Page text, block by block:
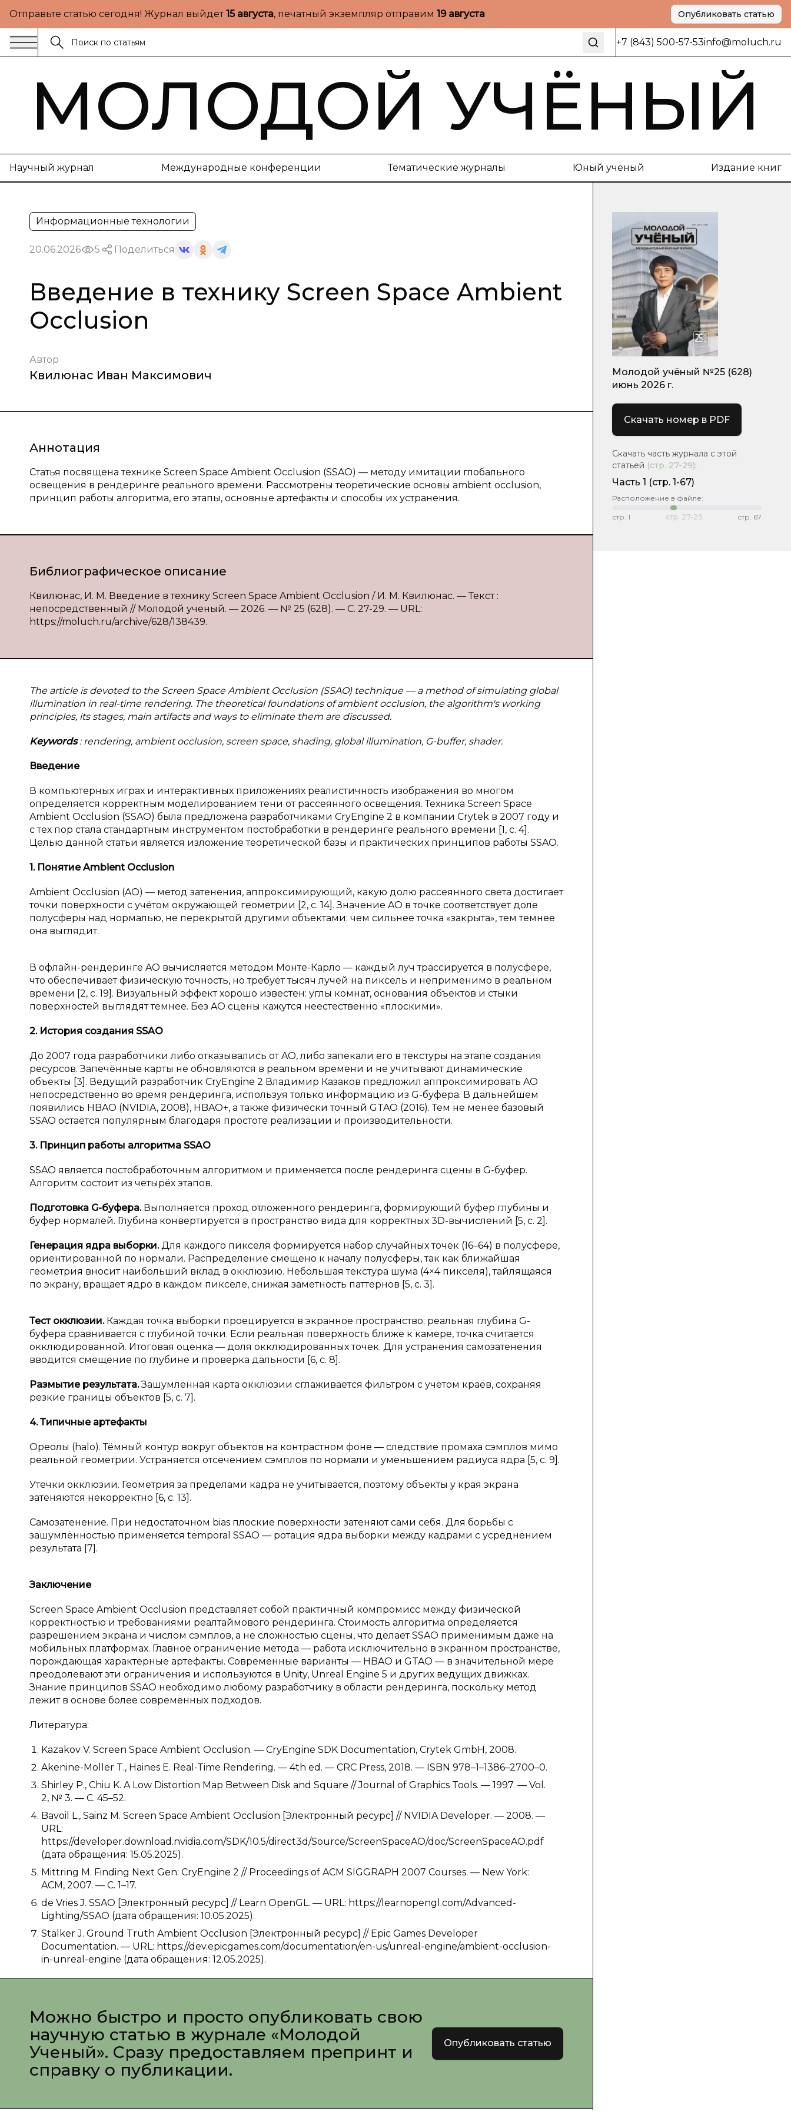
Отправьте статью сегодня! Журнал выйдет15 августа, печатный экземпляр отправим 19 августа Опубликовать статью
+7 (843) 500-57-53info@moluch.ru
МОЛОДОЙ УЧЁНЫЙ
Научный журнал Международные конференции Тематические журналы Юный ученый Издание книг
Информационные технологии
20.06.2026 5 Поделиться
Введение в технику Screen Space Ambient
Occlusion
Автор
Квилюнас Иван Максимович
Аннотация
Статья посвящена технике Screen Space Ambient Occlusion (SSAO) — методу имитации глобального
освещения в рендеринге реального времени. Рассмотрены теоретические основы ambient occlusion,
принцип работы алгоритма, его этапы, основные артефакты и способы их устранения.
Библиографическое описание
Квилюнас, И. М. Введение в технику Screen Space Ambient Occlusion / И. М. Квилюнас. — Текст :
непосредственный // Молодой ученый. — 2026. — № 25 (628). — С. 27-29. — URL:
https://moluch.ru/archive/628/138439.
The article is devoted to the Screen Space Ambient Occlusion (SSAO) technique — a method of simulating global
illumination in real-time rendering. The theoretical foundations of ambient occlusion, the algorithm's working
principles, its stages, main artifacts and ways to eliminate them are discussed.
Keywords: rendering, ambient occlusion, screen space, shading, global illumination, G-buffer, shader.
Введение
В компьютерных играх и интерактивных приложениях реалистичность изображения во многом
определяется корректным моделированием тени от рассеянного освещения. Техника Screen Space
Ambient Occlusion (SSAO) была предложена разработчиками CryEngine 2 в компании Crytek в 2007 году и
с тех пор стала стандартным инструментом постобработки в рендеринге реального времени [1, с. 4].
Целью данной статьи является изложение теоретической базы и практических принципов работы SSAO.
1. Понятие Ambient Occlusion
Ambient Occlusion (AO) — метод затенения, аппроксимирующий, какую долю рассеянного света достигает
точки поверхности с учётом окружающей геометрии [2, с. 14]. Значение AO в точке соответствует доле
полусферы над нормалью, не перекрытой другими объектами: чем сильнее точка «закрыта», тем темнее
она выглядит.
В офлайн-рендеринге AO вычисляется методом Монте-Карло — каждый луч трассируется в полусфере,
что обеспечивает физическую точность, но требует тысяч лучей на пиксель и неприменимо в реальном
времени [2, с. 19]. Визуальный эффект хорошо известен: углы комнат, основания объектов и стыки
поверхностей выглядят темнее. Без AO сцены кажутся неестественно «плоскими».
2. История создания SSAO
До 2007 года разработчики либо отказывались от AO, либо запекали его в текстуры на этапе создания
ресурсов. Запечённые карты не обновляются в реальном времени и не учитывают динамические
объекты [3]. Ведущий разработчик CryEngine 2 Владимир Казаков предложил аппроксимировать AO
непосредственно во время рендеринга, используя только информацию из G-буфера. В дальнейшем
появились HBAO (NVIDIA, 2008), HBAO+, а также физически точный GTAO (2016). Тем не менее базовый
SSAO остаётся популярным благодаря простоте реализации и производительности.
3. Принцип работы алгоритма SSAO
SSAO является постобработочным алгоритмом и применяется после рендеринга сцены в G-буфер.
Алгоритм состоит из четырёх этапов.
Подготовка G-буфера. Выполняется проход отложенного рендеринга, формирующий буфер глубины и
буфер нормалей. Глубина конвертируется в пространство вида для корректных 3D-вычислений [5, с. 2].
Генерация ядра выборки.Для каждого пикселя формируется набор случайных точек (16–64) в полусфере,
ориентированной по нормали. Распределение смещено к началу полусферы, так как ближайшая
геометрия вносит наибольший вклад в окклюзию. Небольшая текстура шума (4×4 пикселя), тайлящаяся
по экрану, вращает ядро в каждом пикселе, снижая заметность паттернов [5, с. 3].
Тест окклюзии. Каждая точка выборки проецируется в экранное пространство; реальная глубина G-
буфера сравнивается с глубиной точки. Если реальная поверхность ближе к камере, точка считается
окклюдированной. Итоговая оценка — доля окклюдированных точек. Для устранения самозатенения
вводится смещение по глубине и проверка дальности [6, с. 8].
Размытие результата.Зашумлённая карта окклюзии сглаживается фильтром с учётом краёв, сохраняя
резкие границы объектов [5, с. 7].
4. Типичные артефакты
Ореолы (halo). Тёмный контур вокруг объектов на контрастном фоне — следствие промаха сэмплов мимо
реальной геометрии. Устраняется отсечением сэмплов по нормали и уменьшением радиуса ядра [5, с. 9].
Утечки окклюзии. Геометрия за пределами кадра не учитывается, поэтому объекты у края экрана
затеняются некорректно [6, с. 13].
Самозатенение. При недостаточном bias плоские поверхности затеняют сами себя. Для борьбы с
зашумлённостью применяется temporal SSAO — ротация ядра выборки между кадрами с усреднением
результата [7].
Заключение
Screen Space Ambient Occlusion представляет собой практичный компромисс между физической
корректностью и требованиями реалтаймового рендеринга. Стоимость алгоритма определяется
разрешением экрана и числом сэмплов, а не сложностью сцены, что делает SSAO применимым даже на
мобильных платформах. Главное ограничение метода — работа исключительно в экранном пространстве,
порождающая характерные артефакты. Современные варианты — HBAO и GTAO — в значительной мере
преодолевают эти ограничения и используются в Unity, Unreal Engine 5 и других ведущих движках.
Знание принципов SSAO необходимо любому разработчику в области рендеринга, поскольку метод
лежит в основе более современных подходов.
Литература:
Kazakov V. Screen Space Ambient Occlusion. — CryEngine SDK Documentation, Crytek GmbH, 2008.
Akenine-Moller T., Haines E. Real-Time Rendering. — 4th ed. — CRC Press, 2018. — ISBN 978–1–1386–2700–0.
Shirley P., Chiu K. A Low Distortion Map Between Disk and Square // Journal of Graphics Tools. — 1997. — Vol.
2, № 3. — С. 45–52.
Bavoil L., Sainz M. Screen Space Ambient Occlusion [Электронный ресурс] // NVIDIA Developer. — 2008. —
URL:
https://developer.download.nvidia.com/SDK/10.5/direct3d/Source/ScreenSpaceAO/doc/ScreenSpaceAO.pdf
(дата обращения: 15.05.2025).
Mittring M. Finding Next Gen: CryEngine 2 // Proceedings of ACM SIGGRAPH 2007 Courses. — New York:
ACM, 2007. — С. 1–17.
de Vries J. SSAO [Электронный ресурс] // Learn OpenGL. — URL: https://learnopengl.com/Advanced-
Lighting/SSAO (дата обращения: 10.05.2025).
Stalker J. Ground Truth Ambient Occlusion [Электронный ресурс] // Epic Games Developer
Documentation. — URL: https://dev.epicgames.com/documentation/en-us/unreal-engine/ambient-occlusion-
in-unreal-engine (дата обращения: 12.05.2025).
Можно быстро и просто опубликовать свою
научную статью в журнале «Молодой
Ученый». Сразу предоставляем препринт и
справку о публикации.
Опубликовать статью
Молодой учёный №25 (628)
июнь 2026 г.
Скачать номер в PDF
Скачать часть журнала с этой
статьей (стр. 27-29):
Часть 1 (стр. 1-67)
Расположение в файле:
стр. 1 стр. 27-29 стр. 67